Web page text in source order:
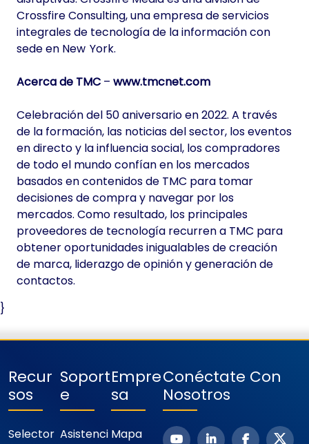
Crossfire Consulting, una empresa de servicios
integrales de tecnología de la información con
sede en New York.
Acerca de TMC – www.tmcnet.com
Celebración del 50 aniversario en 2022. A través
de la formación, las noticias del sector, los eventos
en directo y la influencia social, los compradores
de todo el mundo confían en los mercados
basados en contenidos de TMC para tomar
decisiones de compra y navegar por los
mercados. Como resultado, los principales
proveedores de tecnología recurren a TMC para
obtener oportunidades inigualables de creación
de marca, liderazgo de opinión y generación de
contactos.
}
Recur
Sos
Selector
Soport
E
Asistenci
Empre
Sa
Mapa
Conéctate Con
Nosotros